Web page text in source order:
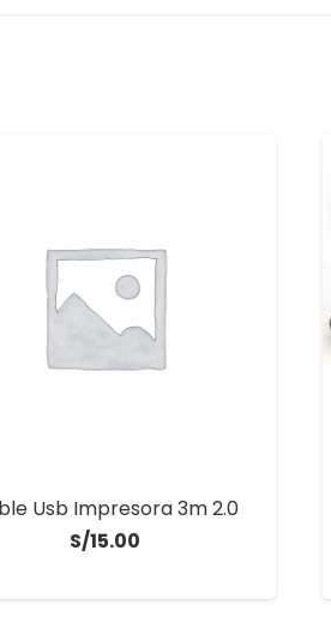
Usb Impresora 3m 2.0
S/15.00